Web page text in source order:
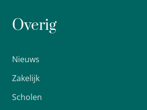
Overig
Nieuws
Zakelijk
Scholen